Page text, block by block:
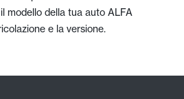
modello della tua auto ALFA
e la versione.